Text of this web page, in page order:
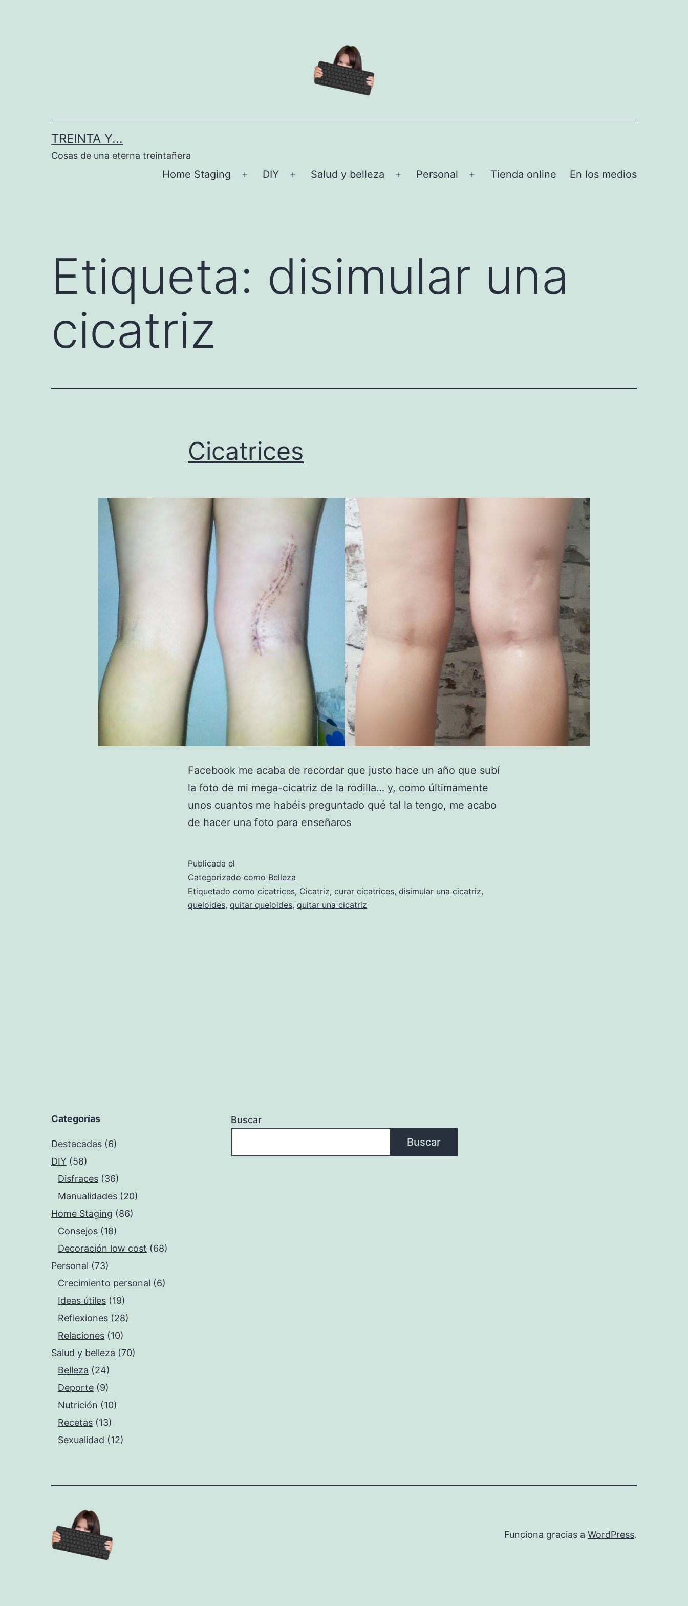
TREINTA Y...
Cosas de una eterna treintañera
Home Staging
Abrir
DIY
Abrir
Salud y belleza
Abrir
Personal
Abrir
Tienda online En los medios
Etiqueta: disimular una
cicatriz
Cicatrices
Facebook me acaba de recordar que justo hace un año que subí
la foto de mi mega-cicatriz de la rodilla… y, como últimamente
unos cuantos me habéis preguntado qué tal la tengo, me acabo
de hacer una foto para enseñaros
Publicada el
Categorizado como Belleza
Etiquetado como cicatrices, Cicatriz, curar cicatrices, disimular una cicatriz,
queloides, quitar queloides, quitar una cicatriz
Categorías
Destacadas (6)
DIY (58)
Disfraces (36)
Manualidades (20)
Home Staging (86)
Consejos (18)
Decoración low cost (68)
Personal (73)
Crecimiento personal (6)
Ideas útiles (19)
Reflexiones (28)
Relaciones (10)
Salud y belleza (70)
Belleza (24)
Deporte (9)
Nutrición (10)
Recetas (13)
Sexualidad (12)
Buscar
Buscar
Funciona gracias a WordPress.